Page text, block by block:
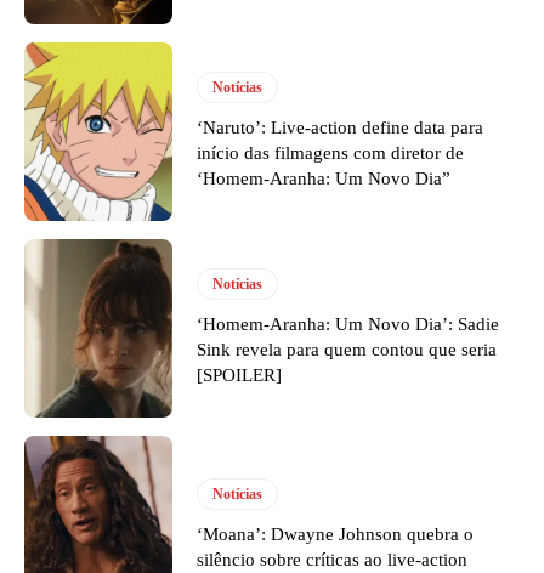
Notícias
‘Naruto’: Live-action define data para
início das filmagens com diretor de
‘Homem-Aranha: Um Novo Dia”
Notícias
‘Homem-Aranha: Um Novo Dia’: Sadie
Sink revela para quem contou que seria
[SPOILER]
Notícias
‘Moana’: Dwayne Johnson quebra o
silêncio sobre críticas ao live-action